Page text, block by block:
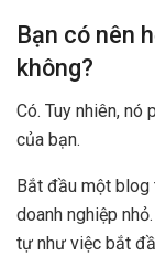
Bạn có nên
không?
Có. Tuy nhiên,
của bạn.
Bắt đầu một
doanh nghiệp
tự như việc bắt